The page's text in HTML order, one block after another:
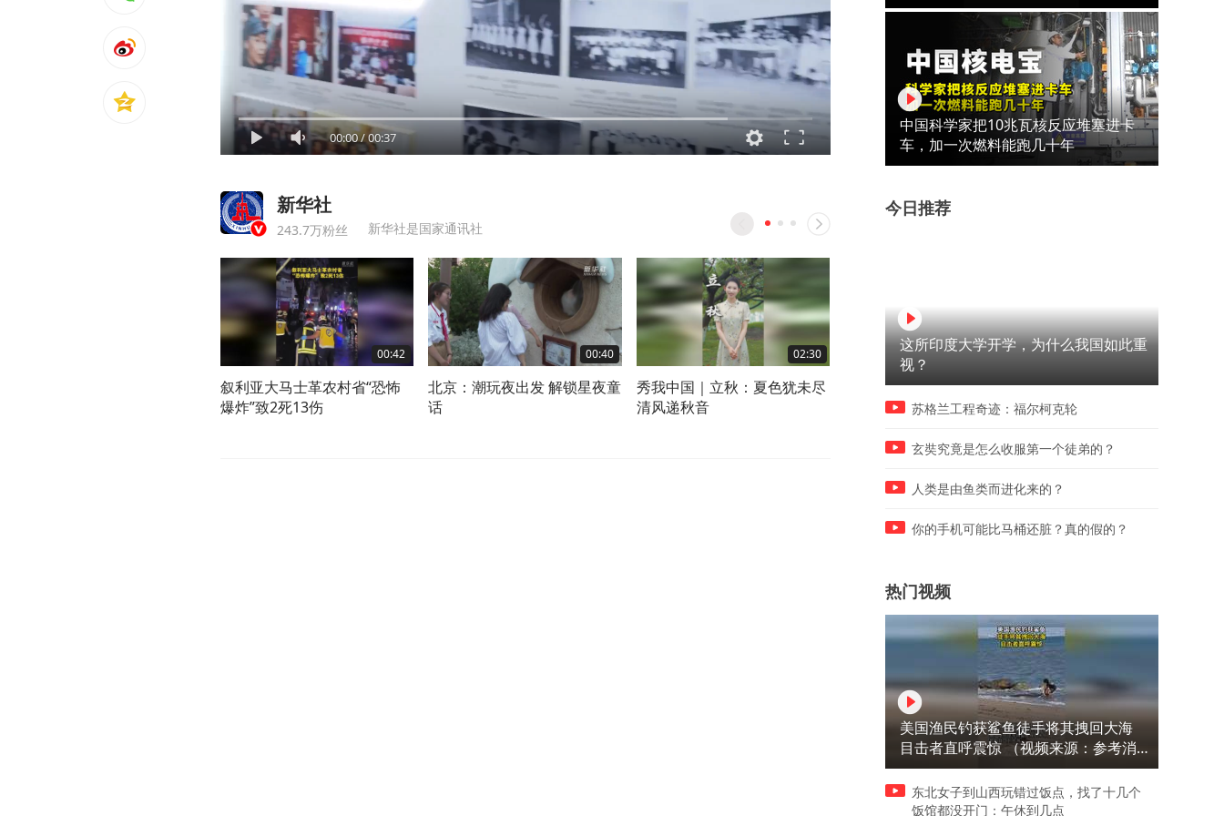
00:00/00:37
新华社
243.7万粉丝 新华社是国家通讯社
00:42
叙利亚大马士革农村省“恐怖
爆炸”致2死13伤
00:40
北京：潮玩夜出发 解锁星夜童
话
02:30
秀我中国｜立秋：夏色犹未尽
清风递秋音
01:00
经济政策一线微观察｜“微更
新”激活小镇夜经济
走进山西博物院 一馆藏尽三
文脉
中国科学家把10兆瓦核反应堆塞进卡
车，加一次燃料能跑几十年
今日推荐
这所印度大学开学，为什么我国如此重
视？
苏格兰工程奇迹：福尔柯克轮
玄奘究竟是怎么收服第一个徒弟的？
人类是由鱼类而进化来的？
你的手机可能比马桶还脏？真的假的？
热门视频
美国渔民钓获鲨鱼徒手将其拽回大海
目击者直呼震惊 （视频来源：参考消
息）
东北女子到山西玩错过饭点，找了十几个
饭馆都没开门：午休到几点